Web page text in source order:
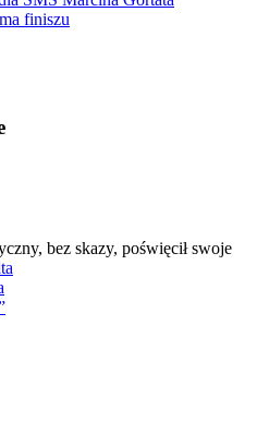
finiszu
bez skazy, poświęcił swoje